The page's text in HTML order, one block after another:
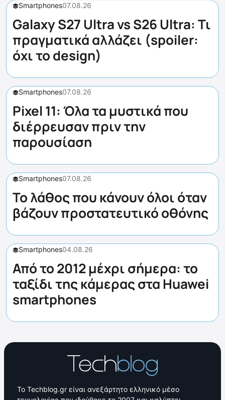
Smartphones07.08.26
Galaxy S27 Ultra vs S26 Ultra: Τι
πραγματικά αλλάζει (spoiler:
όχι το design)
Smartphones07.08.26
Pixel 11: Όλα τα μυστικά που
διέρρευσαν πριν την
παρουσίαση
Smartphones07.08.26
Το λάθος που κάνουν όλοι όταν
βάζουν προστατευτικό οθόνης
Smartphones04.08.26
Από το 2012 μέχρι σήμερα: το
ταξίδι της κάμερας στα Huawei
smartphones
Το Techblog.gr είναι ανεξάρτητο ελληνικό μέσο